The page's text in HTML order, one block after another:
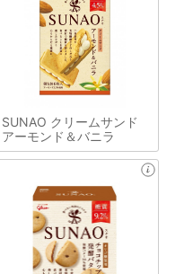
SUNAO クリームサンド
アーモンド＆バニラ